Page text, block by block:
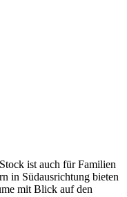
ist auch für Familien
in Südausrichtung bieten
mit Blick auf den